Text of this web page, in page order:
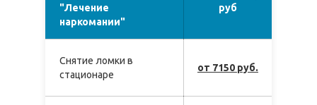
"Лечение
наркомании"
руб
Снятие ломки в
стационаре
от 7150 руб.